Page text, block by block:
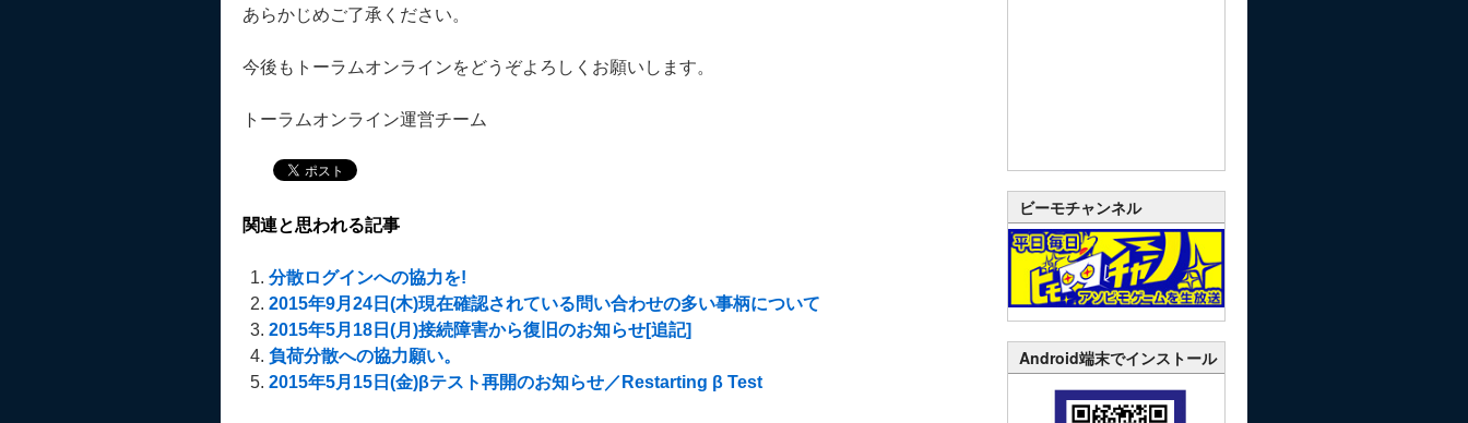
あらかじめご了承ください。
今後もトーラムオンラインをどうぞよろしくお願いします。
トーラムオンライン運営チーム
関連と思われる記事
分散ログインへの協力を!
2015年9月24日(木)現在確認されている問い合わせの多い事柄について
2015年5月18日(月)接続障害から復旧のお知らせ[追記]
負荷分散への協力願い。
2015年5月15日(金)βテスト再開のお知らせ／Restarting β Test
ビーモチャンネル
Android端末でインストール